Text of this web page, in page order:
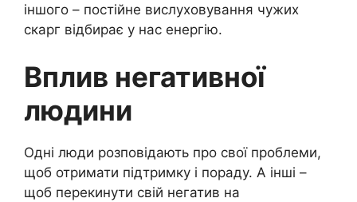
іншого – постійне вислуховування чужих
скарг відбирає у нас енергію.
Вплив негативної
людини
Одні люди розповідають про свої проблеми,
щоб отримати підтримку і пораду. А інші –
щоб перекинути свій негатив на